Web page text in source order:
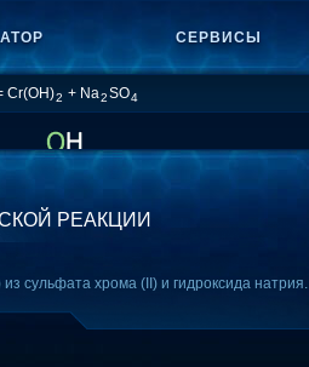
СЕРВИСЫ
Cr(OH)2 + Na2SO4
РЕАКЦИИ
сульфата хрома (II) и гидроксида натрия.